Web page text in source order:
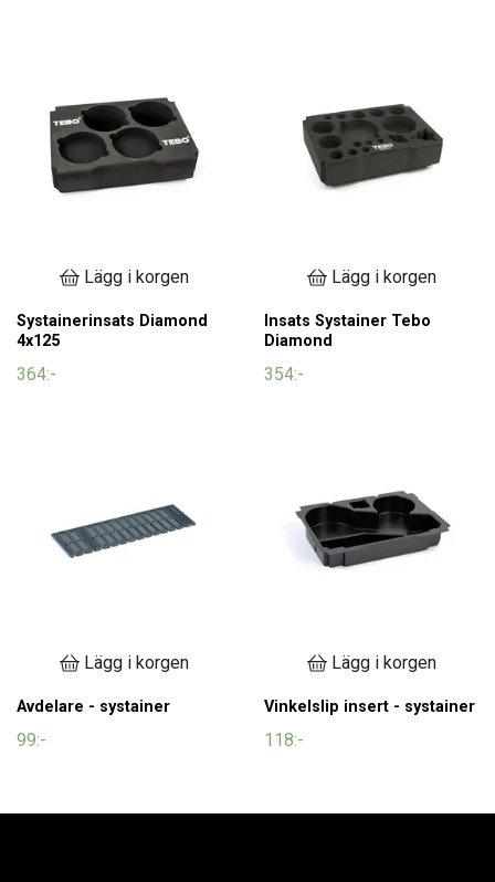
Lägg i korgen
Systainerinsats Diamond
4x125
364:-
Lägg i korgen
Insats Systainer Tebo
Diamond
354:-
Lägg i korgen
Avdelare - systainer
99:-
Lägg i korgen
Vinkelslip insert - systainer
118:-